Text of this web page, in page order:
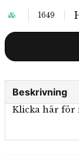
1649
Beskrivning
Klicka här för